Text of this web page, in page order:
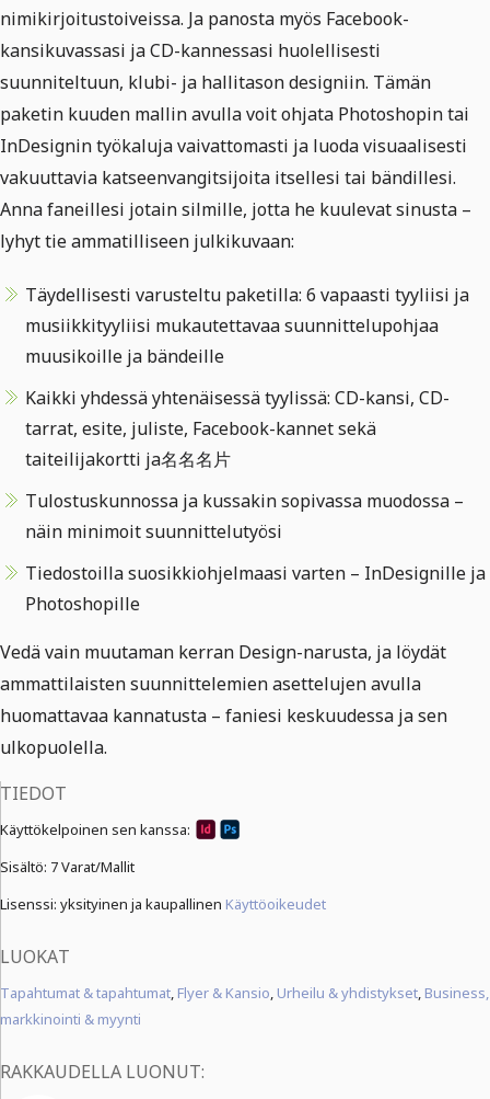
nimikirjoitustoiveissa. Ja panosta myös Facebook-
kansikuvassasi ja CD-kannessasi huolellisesti
suunniteltuun, klubi- ja hallitason designiin. Tämän
paketin kuuden mallin avulla voit ohjata Photoshopin tai
InDesignin työkaluja vaivattomasti ja luoda visuaalisesti
vakuuttavia katseenvangitsijoita itsellesi tai bändillesi.
Anna faneillesi jotain silmille, jotta he kuulevat sinusta –
lyhyt tie ammatilliseen julkikuvaan:
Täydellisesti varusteltu paketilla: 6 vapaasti tyyliisi ja
musiikkityyliisi mukautettavaa suunnittelupohjaa
muusikoille ja bändeille
Kaikki yhdessä yhtenäisessä tyylissä: CD-kansi, CD-
tarrat, esite, juliste, Facebook-kannet sekä
taiteilijakortti ja名名名片
Tulostuskunnossa ja kussakin sopivassa muodossa –
näin minimoit suunnittelutyösi
Tiedostoilla suosikkiohjelmaasi varten – InDesignille ja
Photoshopille
Vedä vain muutaman kerran Design-narusta, ja löydät
ammattilaisten suunnittelemien asettelujen avulla
huomattavaa kannatusta – faniesi keskuudessa ja sen
ulkopuolella.
TIEDOT
Käyttökelpoinen sen kanssa:
Sisältö: 7 Varat/Mallit
Lisenssi: yksityinen ja kaupallinen Käyttöoikeudet
LUOKAT
Tapahtumat & tapahtumat, Flyer & Kansio, Urheilu & yhdistykset, Business,
markkinointi & myynti
RAKKAUDELLA LUONUT: